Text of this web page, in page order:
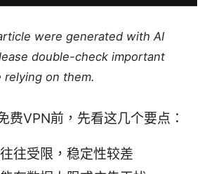
were generated with AI
double-check important
on them.
费VPN前，先看这几个要点：
往受限，稳定性较差